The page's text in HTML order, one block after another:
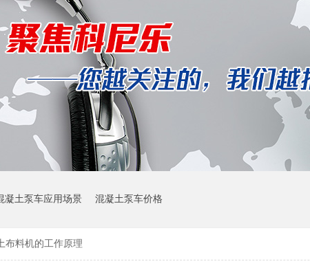
凝土泵车应用场景 混凝土泵车价格
布料机的工作原理